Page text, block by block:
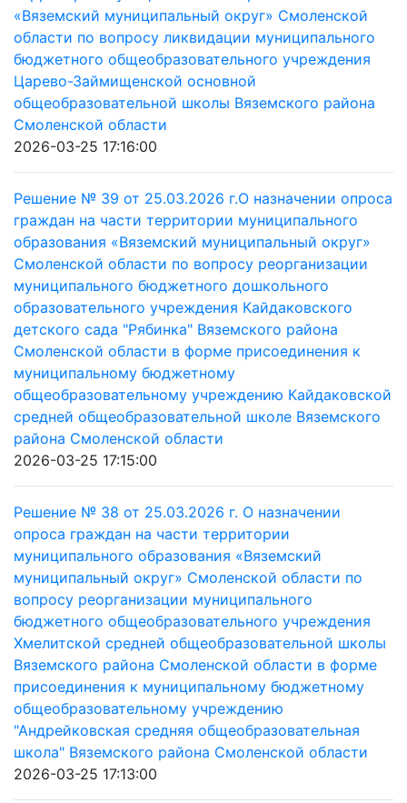
«Вяземский муниципальный округ» Смоленской
области по вопросу ликвидации муниципального
бюджетного общеобразовательного учреждения
Царево-Займищенской основной
общеобразовательной школы Вяземского района
Смоленской области
2026-03-25 17:16:00
Решение № 39 от 25.03.2026 г.О назначении опроса
граждан на части территории муниципального
образования «Вяземский муниципальный округ»
Смоленской области по вопросу реорганизации
муниципального бюджетного дошкольного
образовательного учреждения Кайдаковского
детского сада "Рябинка" Вяземского района
Смоленской области в форме присоединения к
муниципальному бюджетному
общеобразовательному учреждению Кайдаковской
средней общеобразовательной школе Вяземского
района Смоленской области
2026-03-25 17:15:00
Решение № 38 от 25.03.2026 г. О назначении
опроса граждан на части территории
муниципального образования «Вяземский
муниципальный округ» Смоленской области по
вопросу реорганизации муниципального
бюджетного общеобразовательного учреждения
Хмелитской средней общеобразовательной школы
Вяземского района Смоленской области в форме
присоединения к муниципальному бюджетному
общеобразовательному учреждению
"Андрейковская средняя общеобразовательная
школа" Вяземского района Смоленской области
2026-03-25 17:13:00